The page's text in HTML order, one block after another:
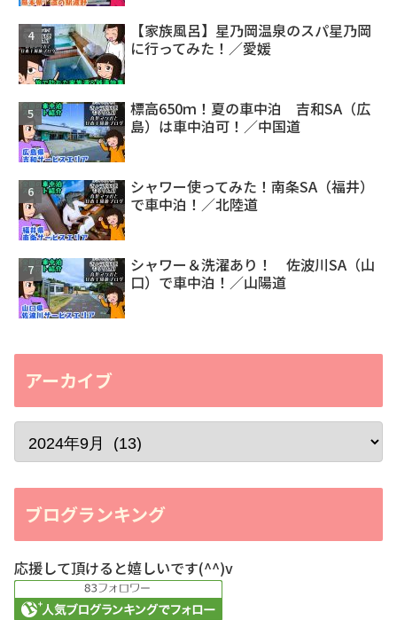
【家族風呂】星乃岡温泉のスパ星乃岡
に行ってみた！／愛媛
標高650ｍ！夏の車中泊 吉和SA（広
島）は車中泊可！／中国道
シャワー使ってみた！南条SA（福井）
で車中泊！／北陸道
シャワー＆洗濯あり！ 佐波川SA（山
口）で車中泊！／山陽道
アーカイブ
ブログランキング
応援して頂けると嬉しいです(^^)v